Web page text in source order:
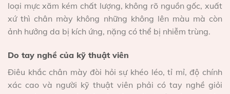
loại mực xăm kém chất lượng, không rõ nguồn gốc, xuất
xứ thì chân mày không những không lên màu mà còn
ảnh hưởng da bị kích ứng, nặng có thể bị nhiễm trùng.
Do tay nghề của kỹ thuật viên
Điêu khắc chân mày đòi hỏi sự khéo léo, tỉ mỉ, độ chính
xác cao và người kỹ thuật viên phải có tay nghề giỏi